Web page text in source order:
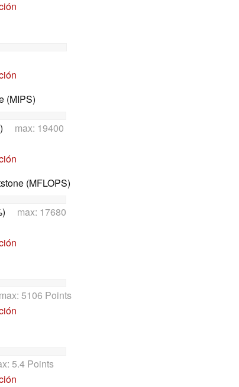
(MIPS)
max: 19400
(MFLOPS)
max: 17680
5106 Points
5.4 Points